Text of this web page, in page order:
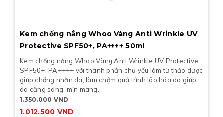
Kem chống nắng Whoo Vàng Anti Wrinkle UV
Protective SPF50+, PA++++ 50ml
Kem chống nắng Whoo Vàng Anti Wrinkle UV Protective
SPF50+, PA++++ với thành phần chủ yếu làm từ thảo dược
giúp chống nhăn da, làm chậm quá trình lão hóa da,giúp
da căng sáng, mịn màng.
1.350.000VND
1.012.500 VND